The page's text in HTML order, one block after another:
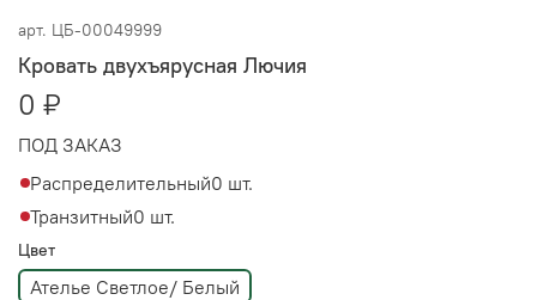
арт. ЦБ-00049999
Кровать двухъярусная Лючия
0 ₽
ПОД ЗАКАЗ
Распределительный0 шт.
Транзитный0 шт.
Цвет
Ателье Светлое/ Белый